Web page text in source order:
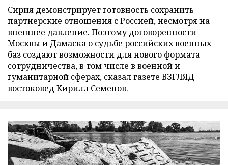
Сирия демонстрирует готовность сохранить
партнерские отношения с Россией, несмотря на
внешнее давление. Поэтому договоренности
Москвы и Дамаска о судьбе российских военных
баз создают возможности для нового формата
сотрудничества, в том числе в военной и
гуманитарной сферах, сказал газете ВЗГЛЯД
востоковед Кирилл Семенов.